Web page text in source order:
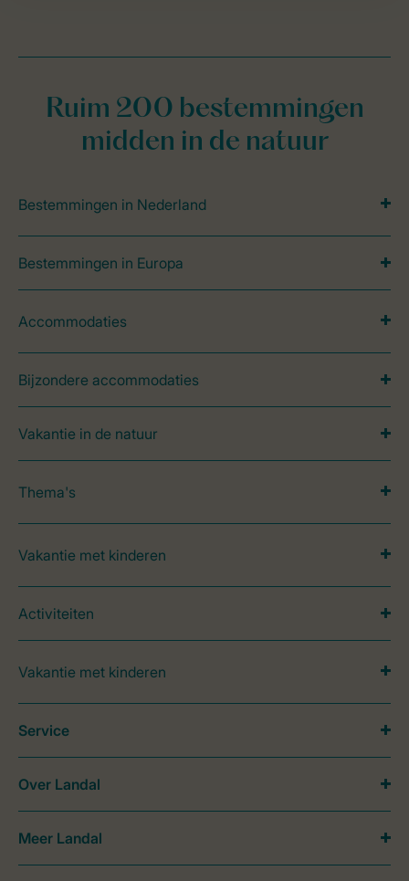
Ruim 200 bestemmingen
midden in de natuur
Bestemmingen in Nederland
Bestemmingen in Europa
Accommodaties
Bijzondere accommodaties
Vakantie in de natuur
Thema's
Vakantie met kinderen
Activiteiten
Vakantie met kinderen
Service
Over Landal
Meer Landal